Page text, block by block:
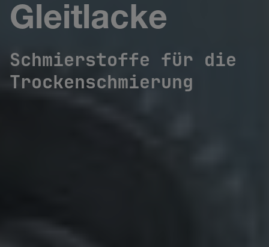
Gleitlacke
Schmierstoffe für die
Trockenschmierung